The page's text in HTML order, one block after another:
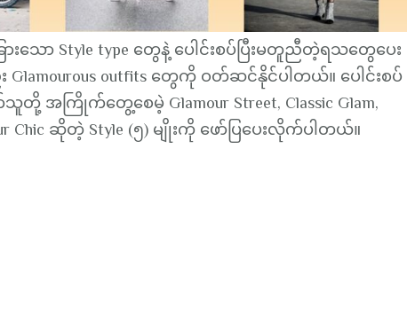
းသော Style type တွေနဲ့ ပေါင်းစပ်ပြီးမတူညီတဲ့ရသတွေပေး
outfits တွေကို ဝတ်ဆင်နိုင်ပါတယ်။ ပေါင်းစပ်
အကြိုက်တွေ့စေမဲ့ Glamour Street, Classic Glam,
Chic ဆိုတဲ့ Style (၅) မျိုးကို ဖော်ပြပေးလိုက်ပါတယ်။